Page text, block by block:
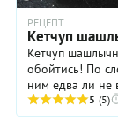
РЕЦЕПТ
Кетчуп
Кетчуп
обойтись! По
ним едва ли не
сосиски,
5 (5)